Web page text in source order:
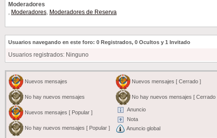
Moderadores
Moderadores, Moderadores de Reserva
Usuarios navegando en este foro: 0 Registrados, 0 Ocultos y 1 Invitado
Usuarios registrados: Ninguno
Nuevos mensajes
No hay nuevos mensajes
Nuevos mensajes [ Popular ]
No hay nuevos mensajes [ Popular ]
Nuevos mensajes [ Cerrado ]
No hay nuevos mensajes [ Cerrado
Anuncio
Nota
Anuncio global